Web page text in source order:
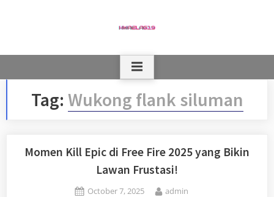
Tag: Wukong flank siluman
Momen Kill Epic di Free Fire 2025 yang Bikin
Lawan Frustasi!
Posted
October 7, 2025 By
admin